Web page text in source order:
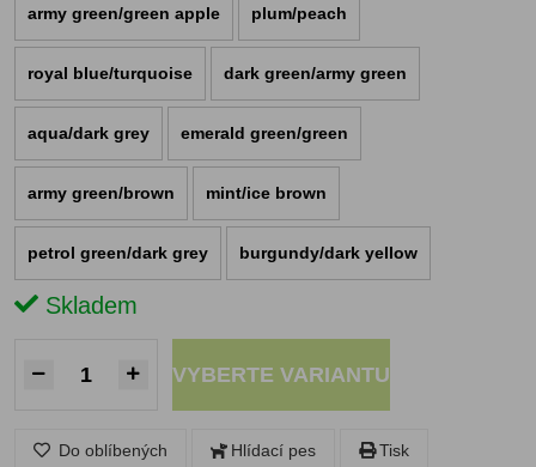
army green/green apple plum/peach
royal blue/turquoise dark green/army green
aqua/dark grey emerald green/green
army green/brown mint/ice brown
petrol green/dark grey burgundy/dark yellow
Skladem
VYBERTE VARIANTU
Do oblíbených Hlídací pes Tisk